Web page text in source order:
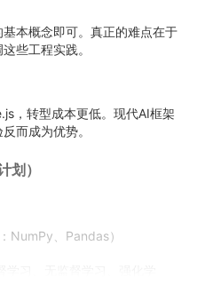
本概念即可。真正的难点在于
些工程实践。
，转型成本更低。现代AI框架
而成为优势。
划）
NumPy、Pandas）